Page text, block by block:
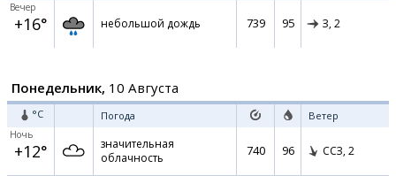
Вечер
+16° небольшой дождь 739 95 З, 2
Понедельник, 10 Августа
°C Погода Ветер
Ночь
+12°
значительная
облачность
740 96 ССЗ, 2